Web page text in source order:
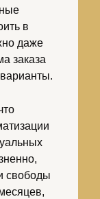
в
даже
заказа
свободы